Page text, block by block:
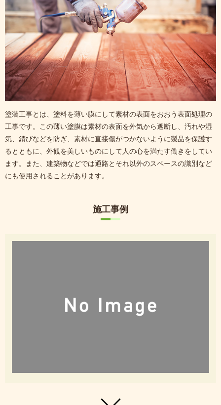
塗装工事とは、塗料を薄い膜にして素材の表面をおおう表面処理の
工事です。この薄い塗膜は素材の表面を外気から遮断し、汚れや湿
気、錆びなどを防ぎ、素材に直接傷がつかないように製品を保護す
るとともに、外観を美しいものにして人の心を満たす働きをしてい
ます。また、建築物などでは通路とそれ以外のスペースの識別など
にも使用されることがあります。
施工事例